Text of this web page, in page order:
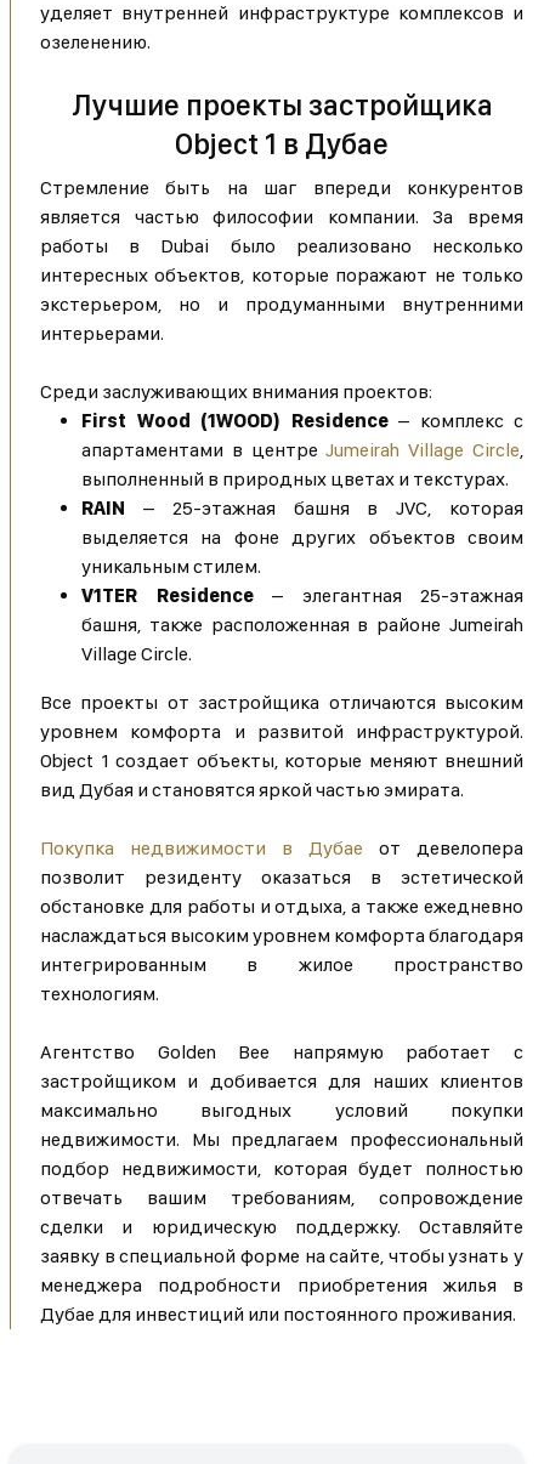
уделяет внутренней инфраструктуре комплексов и
озеленению.
Лучшие проекты застройщика
Object 1 в Дубае
Стремление быть на шаг впереди конкурентов
является частью философии компании. За время
работы в Dubai было реализовано несколько
интересных объектов, которые поражают не только
экстерьером, но и продуманными внутренними
интерьерами.
Среди заслуживающих внимания проектов:
First Wood (1WOOD) Residence– комплекс с
апартаментами в центреJumeirah Village Circle,
выполненный в природных цветах и текстурах.
RAIN – 25-этажная башня в JVC, которая
выделяется на фоне других объектов своим
уникальным стилем.
V1TER Residence– элегантная 25-этажная
башня, также расположенная в районе Jumeirah
Village Circle.
Все проекты от застройщика отличаются высоким
уровнем комфорта и развитой инфраструктурой.
Object 1 создает объекты, которые меняют внешний
вид Дубая и становятся яркой частью эмирата.
Покупка недвижимости в Дубае от девелопера
позволит резиденту оказаться в эстетической
обстановке для работы и отдыха, а также ежедневно
наслаждаться высоким уровнем комфорта благодаря
интегрированным в жилое пространство
технологиям.
Агентство Golden Bee напрямую работает с
застройщиком и добивается для наших клиентов
максимально выгодных условий покупки
недвижимости. Мы предлагаем профессиональный
подбор недвижимости, которая будет полностью
отвечать вашим требованиям, сопровождение
сделки и юридическую поддержку. Оставляйте
заявку в специальной форме на сайте, чтобы узнать у
менеджера подробности приобретения жилья в
Дубае для инвестиций или постоянного проживания.